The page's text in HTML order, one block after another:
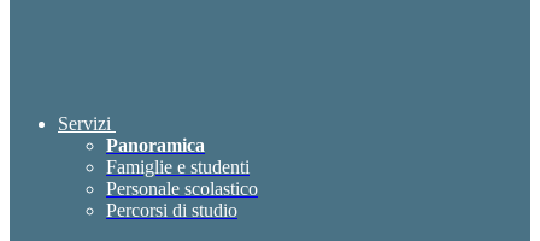
Servizi
Panoramica
Famiglie e studenti
Personale scolastico
Percorsi di studio